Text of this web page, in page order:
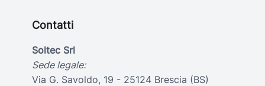
Contatti
Soltec Srl
Sede legale:
Via G. Savoldo, 19 - 25124 Brescia (BS)